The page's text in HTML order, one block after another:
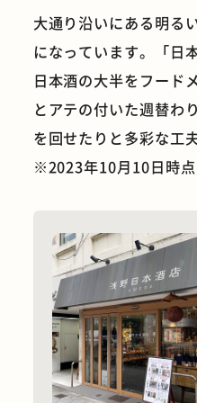
欧風カレー
大通り沿いにある明る
になっています。「日
日本酒の大半をフード
とアテの付いた週替わ
を回せたりと多彩な工
※2023年10月10日時点